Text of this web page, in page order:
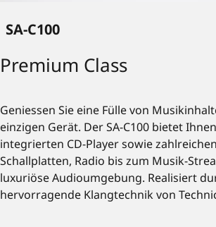
SA-C100
Premium Class
Geniessen Sie eine Fülle von
einzigen Gerät. Der SA-C100 bietet
integrierten CD-Player sowie
Schallplatten, Radio bis zum Musik-
luxuriöse Audioumgebung. Realisiert
hervorragende Klangtechnik von